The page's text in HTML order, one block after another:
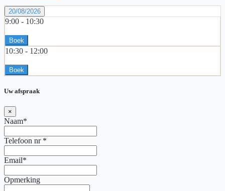
20/08/2026
9:00 - 10:30
Boek
10:30 - 12:00
Boek
Uw afspraak
×
Naam*
Telefoon nr *
Email*
Opmerking